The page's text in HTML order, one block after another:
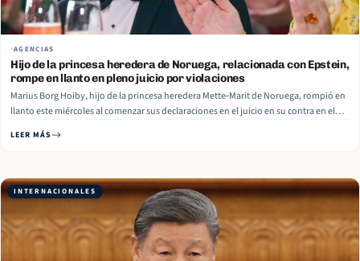
AGENCIAS
Hijo de la princesa heredera de Noruega, relacionada con Epstein,
rompe en llanto en pleno juicio por violaciones
Marius Borg Hoiby, hijo de la princesa heredera Mette‑Marit de Noruega, rompió en
llanto este miércoles al comenzar sus declaraciones en el juicio en su contra en el
cometidos en 2018, reporta NRK. “Me resulta increíblemente… Read More
LEER MÁS
INTERNACIONALES